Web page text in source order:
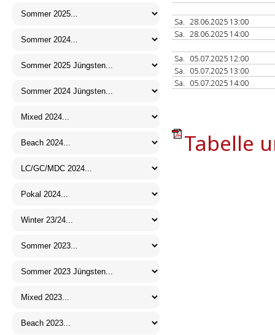
Sa. 28.06.2025 13:00
Sa. 28.06.2025 14:00
Sa. 05.07.2025 12:00
Sa. 05.07.2025 13:00
Sa. 05.07.2025 14:00
Tabelle